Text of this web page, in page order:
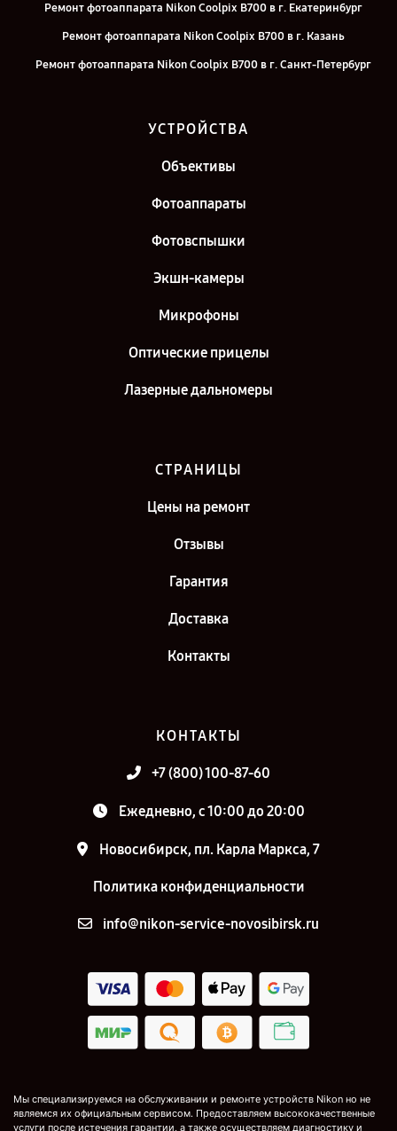
Ремонт фотоаппарата Nikon Coolpix B700 в г. Екатеринбург
Ремонт фотоаппарата Nikon Coolpix B700 в г. Казань
Ремонт фотоаппарата Nikon Coolpix B700 в г. Санкт-Петербург
УСТРОЙСТВА
Объективы
Фотоаппараты
Фотовспышки
Экшн-камеры
Микрофоны
Оптические прицелы
Лазерные дальномеры
СТРАНИЦЫ
Цены на ремонт
Отзывы
Гарантия
Доставка
Контакты
КОНТАКТЫ
+7 (800) 100-87-60
Ежедневно, с 10:00 до 20:00
Новосибирск, пл. Карла Маркса, 7
Политика конфиденциальности
info@nikon-service-novosibirsk.ru
Мы специализируемся на обслуживании и ремонте устройств Nikon но не
являемся их официальным сервисом. Предоставляем высококачественные
услуги после истечения гарантии, а также осуществляем диагностику и